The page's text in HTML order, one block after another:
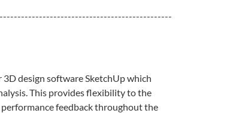
design software SketchUp which
This provides flexibility to the
feedback throughout the